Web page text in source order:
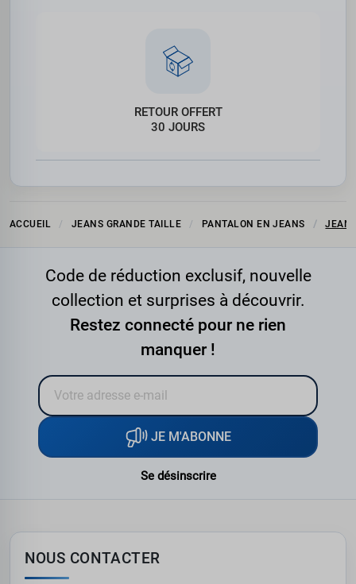
RETOUR OFFERT
30 JOURS
ACCUEIL JEANS GRANDE TAILLE PANTALON EN JEANS
Code de réduction exclusif, nouvelle
collection et surprises à découvrir.
Restez connecté pour ne rien
manquer !
JE M'ABONNE
Se désinscrire
NOUS CONTACTER